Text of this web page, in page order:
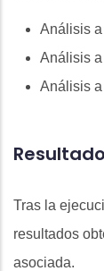
Análisis
Análisis
Análisis
Tras la
resultados
asociada.